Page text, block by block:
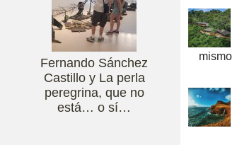
Fernando Sánchez
Castillo y La perla
peregrina, que no
está… o sí…
mismo